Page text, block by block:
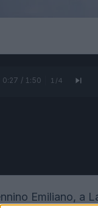
0:28 / 1:50 1 /4
Emiliano, a